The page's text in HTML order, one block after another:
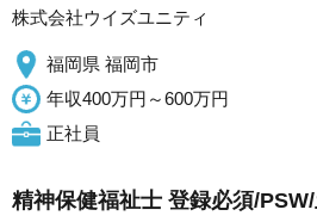
株式会社ウイズユニティ
福岡県 福岡市
年収400万円～600万円
正社員
精神保健福祉士 登録必須/